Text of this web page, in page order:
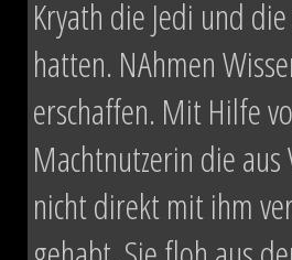
Kryath die Jedi und
hatten. NAhmen
erschaffen. Mit Hilfe
Machtnutzerin die
nicht direkt mit ihm